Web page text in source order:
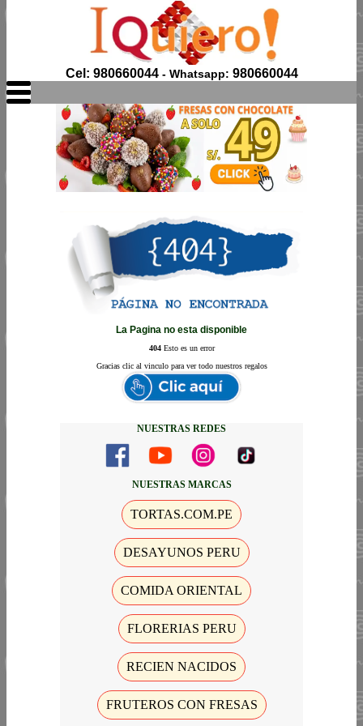
Cel: 980660044- Whatsapp: 980660044
La Pagina no esta disponible
404Esto es un error
Gracias clic al vinculo para ver todo nuestros regalos
NUESTRAS REDES
NUESTRAS MARCAS
TORTAS.COM.PE
DESAYUNOS PERU
COMIDA ORIENTAL
FLORERIAS PERU
RECIEN NACIDOS
FRUTEROS CON FRESAS